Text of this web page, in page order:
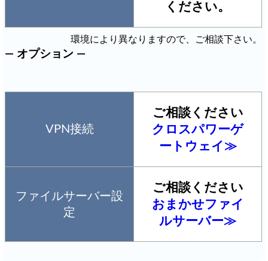
ください。
環境により異なりますので、ご相談下さい。
― オプション ―
VPN接続
ご相談ください
クロスパワーゲ
ートウェイ≫
ファイルサーバー設
定
ご相談ください
おまかせファイ
ルサーバー≫